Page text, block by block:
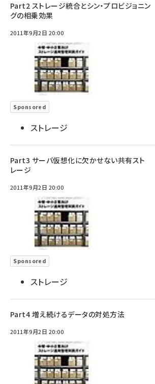
Part2 ストレージ統合とシン・プロビジョニン
グの相乗効果
2011年9月2日 20:00
Sponsored
ストレージ
Part3 サーバ仮想化に欠かせない共有スト
レージ
2011年9月2日 20:00
Sponsored
ストレージ
Part4 増え続けるデータの対処方法
2011年9月2日 20:00